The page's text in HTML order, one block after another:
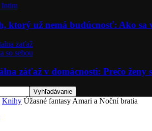
Intim
ktorý už nemá budúcnosť: Ako
so sebou
záťaž v domácnosti: Prečo ženy
Knihy Úžasné fantasy Amari a Noční bratia